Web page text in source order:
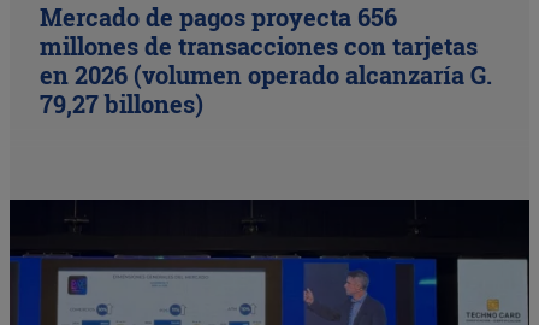
Mercado de pagos proyecta 656
millones de transacciones con tarjetas
en 2026 (volumen operado alcanzaría G.
79,27 billones)